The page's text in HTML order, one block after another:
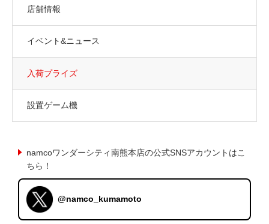
店舗情報
イベント&ニュース
入荷プライズ
設置ゲーム機
namcoワンダーシティ南熊本店の公式SNSアカウントはこ
ちら！
@namco_kumamoto